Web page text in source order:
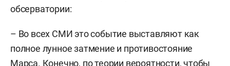
обсерватории:
– Во всех СМИ это событие выставляют как
полное лунное затмение и противостояние
Марса. Конечно, по теории вероятности, чтобы